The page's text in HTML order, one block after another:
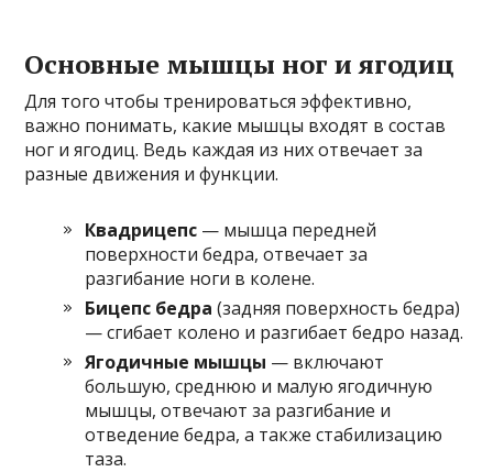
Основные мышцы ног и ягодиц
Для того чтобы тренироваться эффективно,
важно понимать, какие мышцы входят в состав
ног и ягодиц. Ведь каждая из них отвечает за
разные движения и функции.
Квадрицепс — мышца передней
поверхности бедра, отвечает за
разгибание ноги в колене.
Бицепс бедра (задняя поверхность бедра)
— сгибает колено и разгибает бедро назад.
Ягодичные мышцы — включают
большую, среднюю и малую ягодичную
мышцы, отвечают за разгибание и
отведение бедра, а также стабилизацию
таза.